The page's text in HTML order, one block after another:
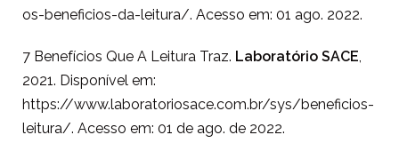
os-beneficios-da-leitura/. Acesso em: 01 ago. 2022.
7 Benefícios Que A Leitura Traz. Laboratório SACE,
2021. Disponível em:
https://www.laboratoriosace.com.br/sys/beneficios-
leitura/. Acesso em: 01 de ago. de 2022.